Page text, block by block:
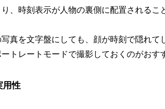
、時刻表示が人物の裏側に配置されるこ
真を文字盤にしても、顔が時刻で隠れ
トレートモードで撮影しておくのがおす
用性